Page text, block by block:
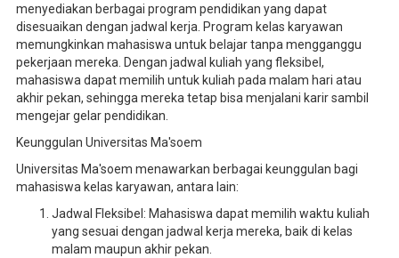
menyediakan berbagai program pendidikan yang dapat
disesuaikan dengan jadwal kerja. Program kelas karyawan
memungkinkan mahasiswa untuk belajar tanpa mengganggu
pekerjaan mereka. Dengan jadwal kuliah yang fleksibel,
mahasiswa dapat memilih untuk kuliah pada malam hari atau
akhir pekan, sehingga mereka tetap bisa menjalani karir sambil
mengejar gelar pendidikan.
Keunggulan Universitas Ma'soem
Universitas Ma'soem menawarkan berbagai keunggulan bagi
mahasiswa kelas karyawan, antara lain:
Jadwal Fleksibel: Mahasiswa dapat memilih waktu kuliah
yang sesuai dengan jadwal kerja mereka, baik di kelas
malam maupun akhir pekan.